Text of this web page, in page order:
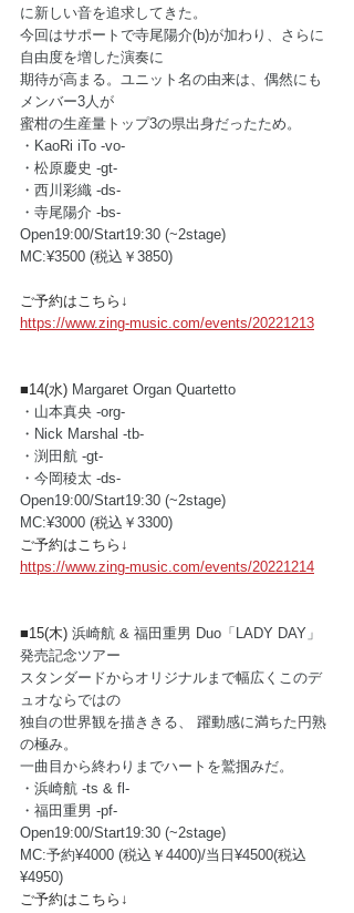
に新しい音を追求してきた。
今回はサポートで寺尾陽介(b)が加わり、さらに
自由度を増した演奏に
期待が高まる。ユニット名の由来は、偶然にも
メンバー3人が
蜜柑の生産量トップ3の県出身だったため。
・KaoRi iTo -vo-
・松原慶史 -gt-
・西川彩織 -ds-
・寺尾陽介 -bs-
Open19:00/Start19:30 (~2stage)
MC:¥3500 (税込￥3850)
ご予約はこちら↓
https://www.zing-music.com/events/20221213
■14(水) Margaret Organ Quartetto
・山本真央 -org-
・Nick Marshal -tb-
・渕田航 -gt-
・今岡稜太 -ds-
Open19:00/Start19:30 (~2stage)
MC:¥3000 (税込￥3300)
ご予約はこちら↓
https://www.zing-music.com/events/20221214
■15(木) 浜崎航 & 福田重男 Duo「LADY DAY」
発売記念ツアー
スタンダードからオリジナルまで幅広くこのデ
ュオならではの
独自の世界観を描ききる、 躍動感に満ちた円熟
の極み。
一曲目から終わりまでハートを鷲掴みだ。
・浜崎航 -ts & fl-
・福田重男 -pf-
Open19:00/Start19:30 (~2stage)
MC:予約¥4000 (税込￥4400)/当日¥4500(税込
¥4950)
ご予約はこちら↓